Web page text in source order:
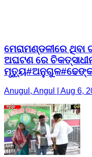
ମେରାମଣ୍ଡଳୀରେ ଥିବା
ଅଘଟଣ ରେ
Anugul, Angul | Aug 6,